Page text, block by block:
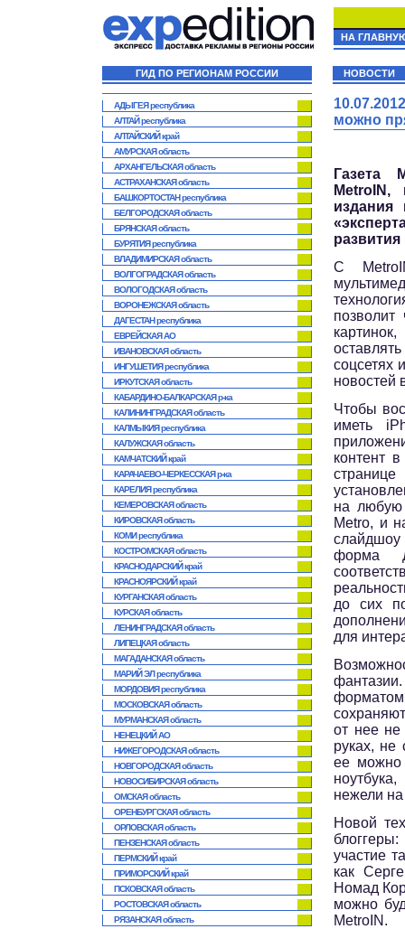
НА
ГИД ПО РЕГИОНАМ РОССИИ
АДЫГЕЯ республика
АЛТАЙ республика
АЛТАЙСКИЙ край
АМУРСКАЯ область
АРХАНГЕЛЬСКАЯ область
АСТРАХАНСКАЯ область
БАШКОРТОСТАН республика
БЕЛГОРОДСКАЯ область
БРЯНСКАЯ область
БУРЯТИЯ республика
ВЛАДИМИРСКАЯ область
ВОЛГОГРАДСКАЯ область
ВОЛОГОДСКАЯ область
ВОРОНЕЖСКАЯ область
ДАГЕСТАН республика
ЕВРЕЙСКАЯ АО
ИВАНОВСКАЯ область
ИНГУШЕТИЯ республика
ИРКУТСКАЯ область
КАБАРДИНО-БАЛКАРСКАЯ р-ка
КАЛИНИНГРАДСКАЯ область
КАЛМЫКИЯ республика
КАЛУЖСКАЯ область
КАМЧАТСКИЙ край
КАРАЧАЕВО-ЧЕРКЕССКАЯ р-ка
КАРЕЛИЯ республика
КЕМЕРОВСКАЯ область
КИРОВСКАЯ область
КОМИ республика
КОСТРОМСКАЯ область
КРАСНОДАРСКИЙ край
КРАСНОЯРСКИЙ край
КУРГАНСКАЯ область
КУРСКАЯ область
ЛЕНИНГРАДСКАЯ область
ЛИПЕЦКАЯ область
МАГАДАНСКАЯ область
МАРИЙ ЭЛ республика
МОРДОВИЯ республика
МОСКОВСКАЯ область
МУРМАНСКАЯ область
НЕНЕЦКИЙ АО
НИЖЕГОРОДСКАЯ область
НОВГОРОДСКАЯ область
НОВОСИБИРСКАЯ область
ОМСКАЯ область
ОРЕНБУРГСКАЯ область
ОРЛОВСКАЯ область
ПЕНЗЕНСКАЯ область
ПЕРМСКИЙ край
ПРИМОРСКИЙ край
ПСКОВСКАЯ область
РОСТОВСКАЯ область
РЯЗАНСКАЯ область
НОВОСТИ
можно
Газета
MetroIN,
издания
развития
C
соцсетях
новостей
Чтобы
иметь
контент
на любую
Metro, и
слайдшоу
форма
до сих
для
от нее
руках, не
ее можно
нежели
Новой
участие
как
Номад
можно
MetroIN.